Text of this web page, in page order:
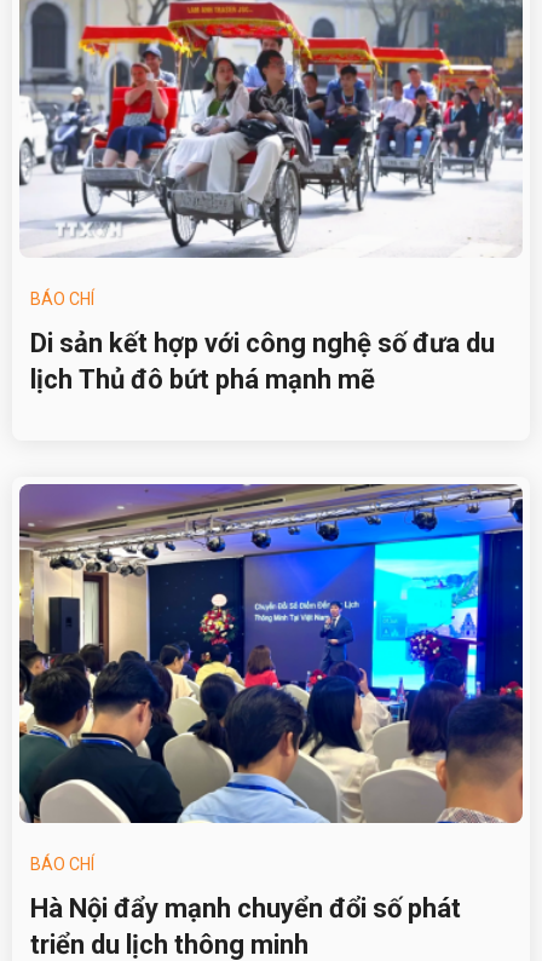
BÁO CHÍ
Di sản kết hợp với công nghệ số đưa du
lịch Thủ đô bứt phá mạnh mẽ
BÁO CHÍ
Hà Nội đẩy mạnh chuyển đổi số phát
triển du lịch thông minh